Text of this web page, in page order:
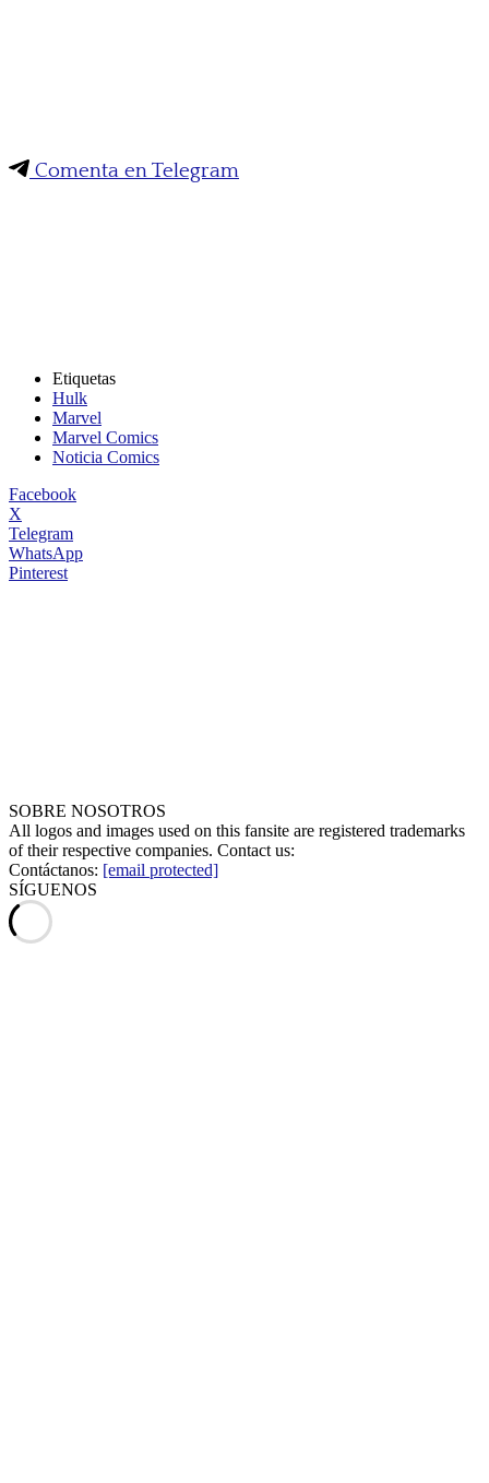
Comenta en Telegram
Etiquetas
Hulk
Marvel
Marvel Comics
Noticia Comics
Facebook
X
Telegram
WhatsApp
Pinterest
SOBRE NOSOTROS
All logos and images used on this fansite are registered trademarks
of their respective companies. Contact us:
Contáctanos: [email protected]
SÍGUENOS